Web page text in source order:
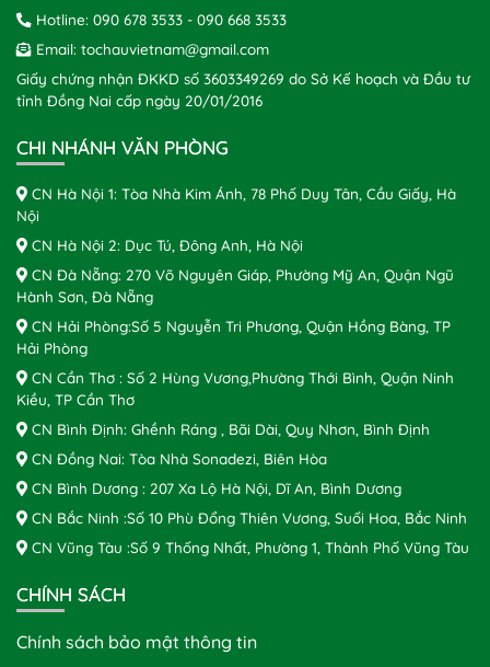
Hotline: 090 678 3533 - 090 668 3533
Email: tochauvietnam@gmail.com
Giấy chứng nhận ĐKKD số 3603349269 do Sở Kế hoạch và Đầu tư
tỉnh Đồng Nai cấp ngày 20/01/2016
CHI NHÁNH VĂN PHÒNG
CN Hà Nội 1: Tòa Nhà Kim Ánh, 78 Phố Duy Tân, Cầu Giấy, Hà
Nội
CN Hà Nội 2: Dục Tú, Đông Anh, Hà Nội
CN Đà Nẵng: 270 Võ Nguyên Giáp, Phường Mỹ An, Quận Ngũ
Hành Sơn, Đà Nẵng
CN Hải Phòng:Số 5 Nguyễn Tri Phương, Quận Hồng Bàng, TP
Hải Phòng
CN Cần Thơ : Số 2 Hùng Vương,Phường Thới Bình, Quận Ninh
Kiều, TP Cần Thơ
CN Bình Định: Ghềnh Ráng , Bãi Dài, Quy Nhơn, Bình Định
CN Đồng Nai: Tòa Nhà Sonadezi, Biên Hòa
CN Bình Dương : 207 Xa Lộ Hà Nội, Dĩ An, Bình Dương
CN Bắc Ninh :Số 10 Phù Đổng Thiên Vương, Suối Hoa, Bắc Ninh
CN Vũng Tàu :Số 9 Thống Nhất, Phường 1, Thành Phố Vũng Tàu
CHÍNH SÁCH
Chính sách bảo mật thông tin